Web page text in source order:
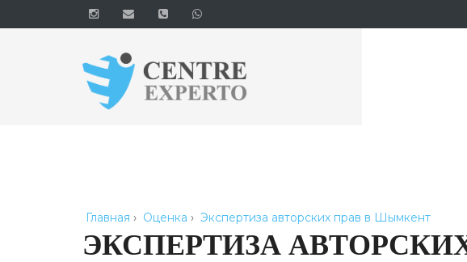
Главная › Оценка › Экспертиза авторских прав в Шымкент
ЭКСПЕРТИЗА